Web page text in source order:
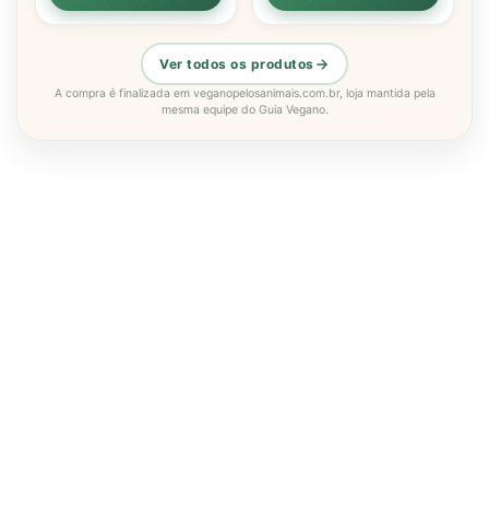
Ver todos os produtos
A compra é finalizada em veganopelosanimais.com.br, loja mantida pela
mesma equipe do Guia Vegano.